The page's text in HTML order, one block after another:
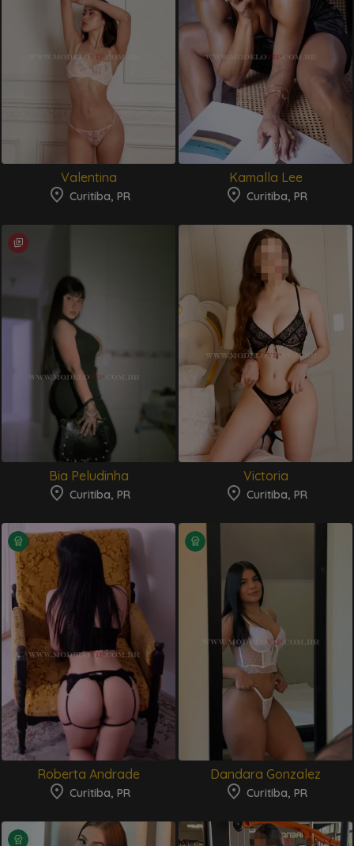
Valentina
Curitiba, PR
Kamalla Lee
Curitiba, PR
Bia Peludinha
Curitiba, PR
Victoria
Curitiba, PR
Roberta Andrade
Curitiba, PR
Dandara Gonzalez
Curitiba, PR
Assistente Virtual
Online
Olá! Vi que você está emCuritiba! Como posso te
ajudar a encontrar a companhia perfeita?
Ver bairros de Curitiba